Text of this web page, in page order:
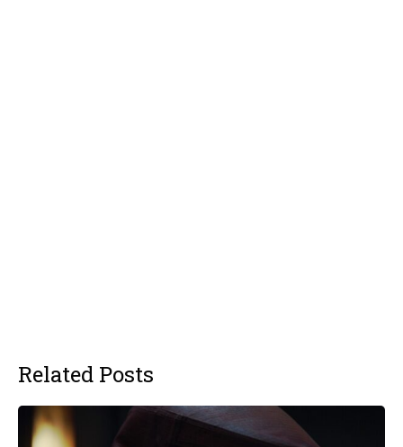
Related Posts